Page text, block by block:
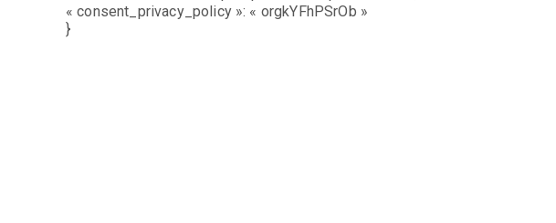
« consent_privacy_policy »: « orgkYFhPSrOb »
}